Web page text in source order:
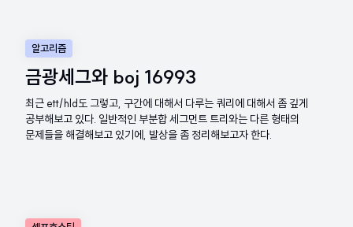
알고리즘
금광세그와 boj 16993
최근 ett/hld도 그렇고, 구간에 대해서 다루는 쿼리에 대해서 좀 깊게
공부해보고 있다. 일반적인 부분합 세그먼트 트리와는 다른 형태의
문제들을 해결해보고 있기에, 발상을 좀 정리해보고자 한다.